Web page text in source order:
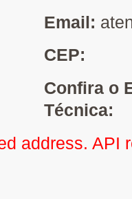
Email:
CEP:
Confira o
Técnica:
address. API